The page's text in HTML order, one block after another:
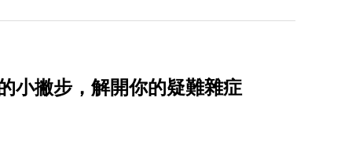
小撇步，解開你的疑難雜症